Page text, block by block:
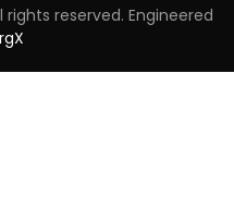
rights reserved. Engineered